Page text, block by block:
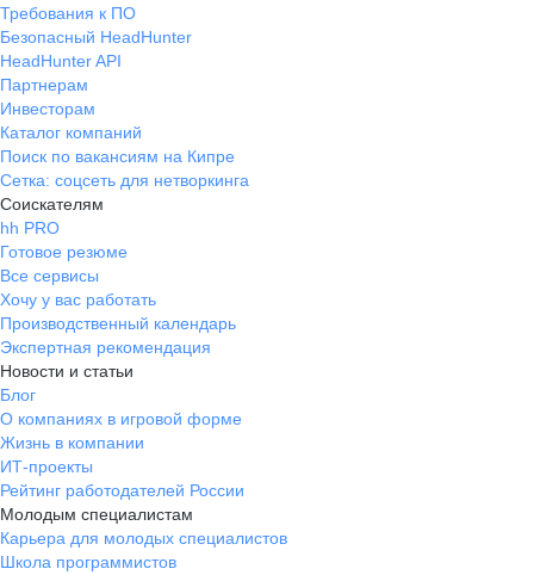
Требования к ПО
Безопасный HeadHunter
HeadHunter API
Партнерам
Инвесторам
Каталог компаний
Поиск по вакансиям на Кипре
Сетка: соцсеть для нетворкинга
Соискателям
hh PRO
Готовое резюме
Все сервисы
Хочу у вас работать
Производственный календарь
Экспертная рекомендация
Новости и статьи
Блог
О компаниях в игровой форме
Жизнь в компании
ИТ-проекты
Рейтинг работодателей России
Молодым специалистам
Карьера для молодых специалистов
Школа программистов